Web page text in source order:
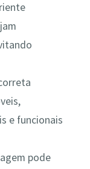
e funcionais
pode